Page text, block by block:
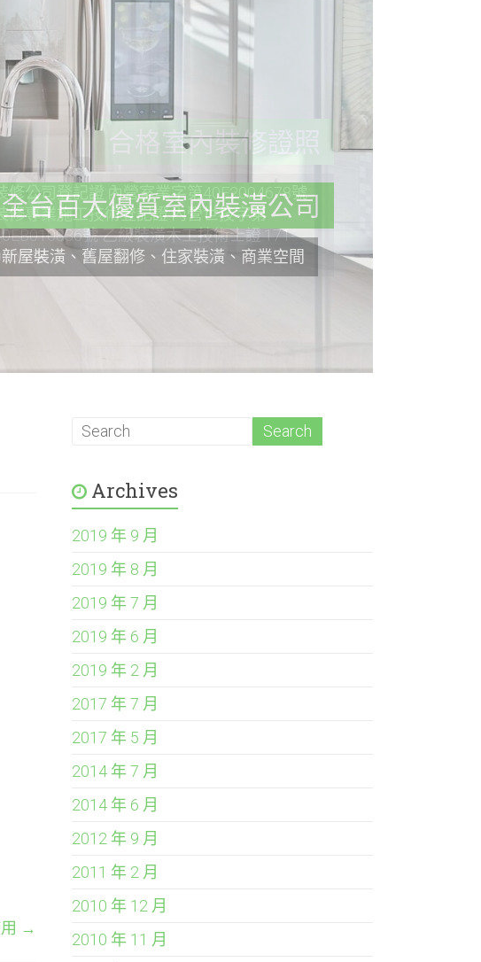
合格室內裝修證照
修公司登記證:內營室業字第40E2004678號
裝修專業施工技術登記證:內營世技字第
號 乙級裝潢木工技術士證:171-
000558
→
Archives
2019 年 9 月
2019 年 8 月
2019 年 7 月
2019 年 6 月
2019 年 2 月
2017 年 7 月
2017 年 5 月
2014 年 7 月
2014 年 6 月
2012 年 9 月
2011 年 2 月
2010 年 12 月
2010 年 11 月